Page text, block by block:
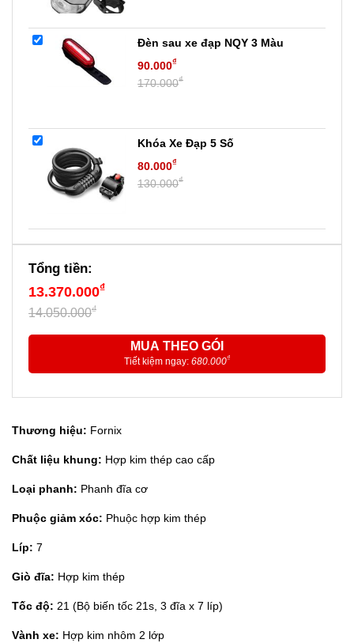
Đèn sau xe đạp NQY 3 Màu
90.000₫
170.000₫
Khóa Xe Đạp 5 Số
80.000₫
130.000₫
Tổng tiền:
13.370.000₫
14.050.000₫
MUA THEO GÓI
Tiết kiệm ngay: 680.000₫
Thương hiệu: Fornix
Chất liệu khung: Hợp kim thép cao cấp
Loại phanh: Phanh đĩa cơ
Phuộc giảm xóc: Phuộc hợp kim thép
Líp: 7
Giò đĩa: Hợp kim thép
Tốc độ: 21 (Bộ biến tốc 21s, 3 đĩa x 7 líp)
Vành xe: Hợp kim nhôm 2 lớp